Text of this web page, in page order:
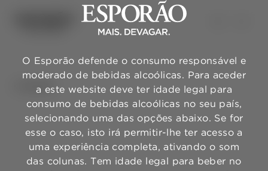
VOLTAR
O Esporão defende o consumo responsável e
moderado de bebidas alcoólicas. Para aceder
a este website deve ter idade legal para
consumo de bebidas alcoólicas no seu país,
selecionando uma das opções abaixo. Se for
esse o caso, isto irá permitir-lhe ter acesso a
uma experiência completa, ativando o som
das colunas. Tem idade legal para beber no